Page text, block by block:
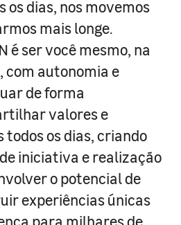
os dias, nos movemos
mais longe.
é ser você mesmo, na
com autonomia e
de forma
valores e
os dias, criando
iniciativa e realização
o potencial de
experiências únicas
para milhares de